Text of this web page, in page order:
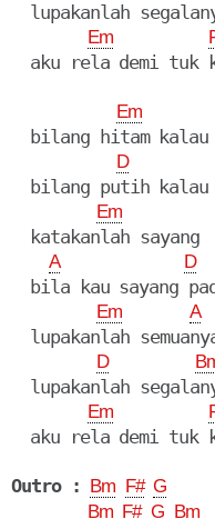
lupakanlah
Em
aku rela demi tuk
Em
bilang hitam kalau
D
bilang putih kalau
Em
  katakanlah sayang
A D
bila kau sayang
Em A
lupakanlah
D
lupakanlah
Em
aku rela demi tuk
Outro : Bm F# G
Bm F# G Bm